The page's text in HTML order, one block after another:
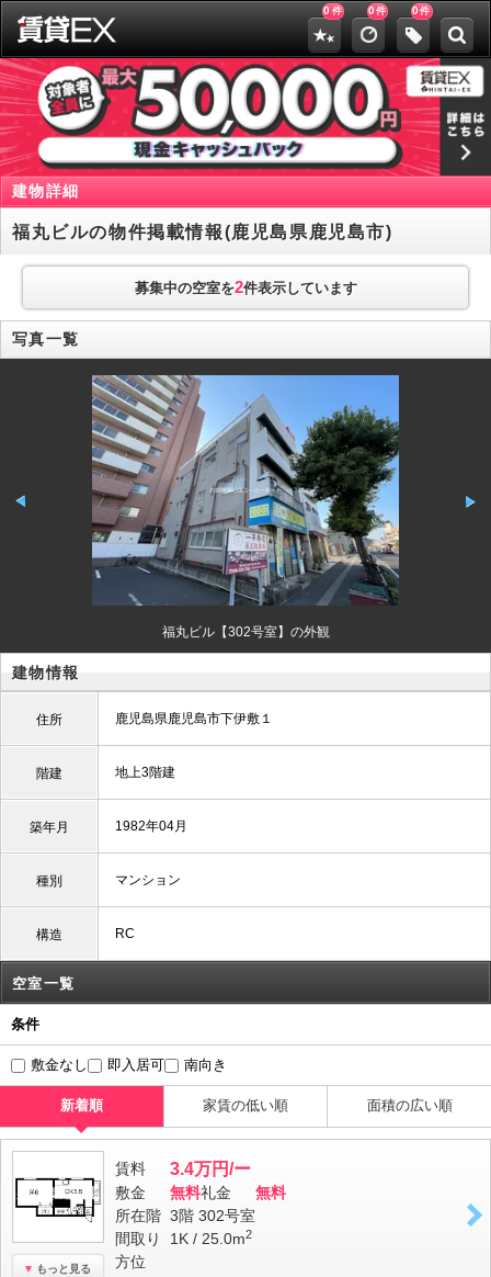
0 件 0件 0件
建物詳細
福丸ビルの物件掲載情報(鹿児島県鹿児島市)
募集中の空室を2件表示しています
写真一覧
福丸ビル【302号室】の外観
建物情報
住所 鹿児島県鹿児島市下伊敷１
階建 地上3階建
築年月 1982年04月
種別 マンション
構造 RC
空室一覧
条件
敷金なし 即入居可 南向き
新着順 家賃の低い順 面積の広い順
もっと見る
賃料 3.4万円/ー
敷金 無料礼金
無料
所在階 3階 302号室
間取り
1K / 25.0m2
方位